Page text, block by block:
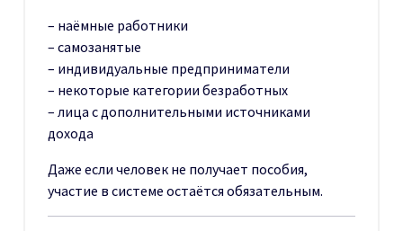
– наёмные работники
– самозанятые
– индивидуальные предприниматели
– некоторые категории безработных
– лица с дополнительными источниками
дохода
Даже если человек не получает пособия,
участие в системе остаётся обязательным.